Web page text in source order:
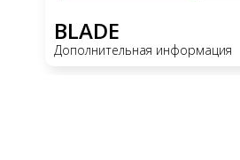
BLADE
Дополнительная информация